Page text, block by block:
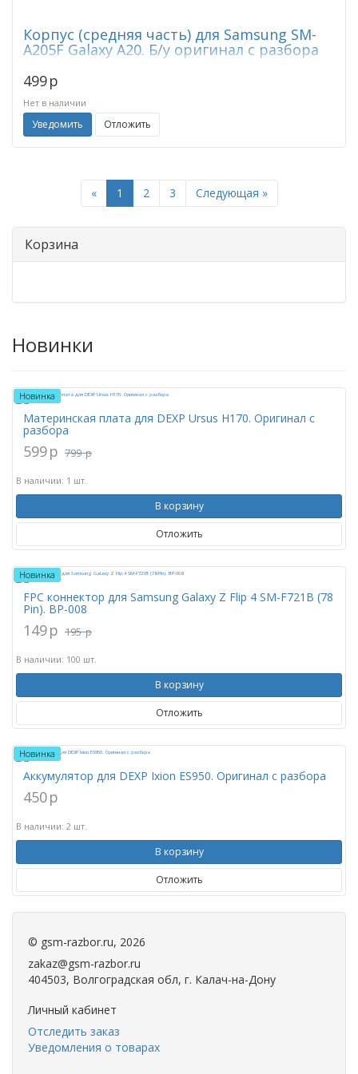
Корпус (средняя часть) для Samsung SM-
A205F Galaxy A20. Б/у оригинал с разбора
499p
Нет в наличии
Уведомить Отложить
«Previous
1 2 3 Следующая »Next
Корзина
Новинки
Новинка
Материнская плата для DEXP Ursus H170. Оригинал с
разбора
599p 799 p
В наличии: 1 шт.
В корзину
Отложить
Новинка
FPC коннектор для Samsung Galaxy Z Flip 4 SM-F721B (78
Pin). BP-008
149p 195 p
В наличии: 100 шт.
В корзину
Отложить
Новинка
Аккумулятор для DEXP Ixion ES950. Оригинал с разбора
450p
В наличии: 2 шт.
В корзину
Отложить
© gsm-razbor.ru, 2026
zakaz@gsm-razbor.ru
404503, Волгоградская обл, г. Калач-на-Дону
Личный кабинет
Отследить заказ
Уведомления о товарах